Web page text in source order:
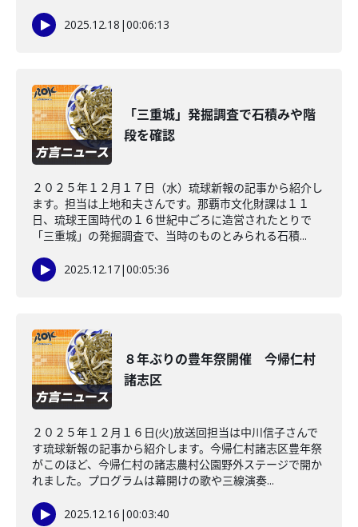
2025.12.18 |00:06:13
「三重城」発掘調査で石積みや階
段を確認
２０２５年１２月１７日（水）琉球新報の記事から紹介し
ます。担当は上地和夫さんです。那覇市文化財課は１１
日、琉球王国時代の１６世紀中ごろに造営されたとりで
「三重城」の発掘調査で、当時のものとみられる石積...
2025.12.17|00:05:36
８年ぶりの豊年祭開催 今帰仁村
諸志区
２０２５年１２月１６日(火)放送回担当は中川信子さんで
す琉球新報の記事から紹介します。今帰仁村諸志区豊年祭
がこのほど、今帰仁村の諸志農村公園野外ステージで開か
れました。プログラムは幕開けの歌や三線演奏...
2025.12.16 |00:03:40